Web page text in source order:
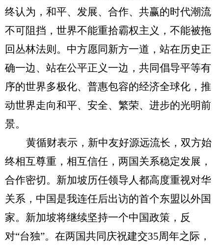
终认为，和平、发展、合作、共赢的时代潮流
不可阻挡，世界不能重拾霸权主义，不能被拖
回丛林法则。中方愿同新方一道，站在历史正
确一边、站在公平正义一边，共同倡导平等有
序的世界多极化、普惠包容的经济全球化，推
动世界走向和平、安全、繁荣、进步的光明前
景。
黄循财表示，新中友好源远流长，双方始
终相互尊重，相互信任，两国关系稳定发展，
合作密切。新加坡历任领导人都高度重视对华
关系，中国是我连任后出访的首个东盟以外国
家。新加坡将继续坚持一个中国政策，反
对“台独”。在两国共同庆祝建交35周年之际，